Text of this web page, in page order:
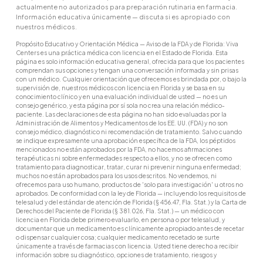
actualmente no autorizados para preparación rutinaria en farmacia.
Información educativa únicamente — discuta si es apropiado con
nuestros médicos.
Propósito Educativo y Orientación Médica — Aviso de la FDA y de Florida: Viva
Centers es una práctica médica con licencia en el Estado de Florida. Esta
página es solo información educativa general, ofrecida para que los pacientes
comprendan sus opciones y tengan una conversación informada y sin prisas
con un médico. Cualquier orientación que ofrecemos es brindada por, o bajo la
supervisión de, nuestros médicos con licencia en Florida y se basa en su
conocimiento clínico y en una evaluación individual de usted — no es un
consejo genérico, y esta página por sí sola no crea una relación médico-
paciente. Las declaraciones de esta página no han sido evaluadas por la
Administración de Alimentos y Medicamentos de los EE. UU. (FDA) y no son
consejo médico, diagnóstico ni recomendación de tratamiento. Salvo cuando
se indique expresamente una aprobación específica de la FDA, los péptidos
mencionados no están aprobados por la FDA, no hacemos afirmaciones
terapéuticas ni sobre enfermedades respecto a ellos, y no se ofrecen como
tratamiento para diagnosticar, tratar, curar ni prevenir ninguna enfermedad;
muchos no están aprobados para los usos descritos. No vendemos, ni
ofrecemos para uso humano, productos de 'solo para investigación' u otros no
aprobados. De conformidad con la ley de Florida — incluyendo los requisitos de
telesalud y del estándar de atención de Florida (§ 456.47, Fla. Stat.) y la Carta de
Derechos del Paciente de Florida (§ 381.026, Fla. Stat.) — un médico con
licencia en Florida debe primero evaluarlo, en persona o por telesalud, y
documentar que un medicamento es clínicamente apropiado antes de recetar
o dispensar cualquier cosa; cualquier medicamento recetado se surte
únicamente a través de farmacias con licencia. Usted tiene derecho a recibir
información sobre su diagnóstico, opciones de tratamiento, riesgos y